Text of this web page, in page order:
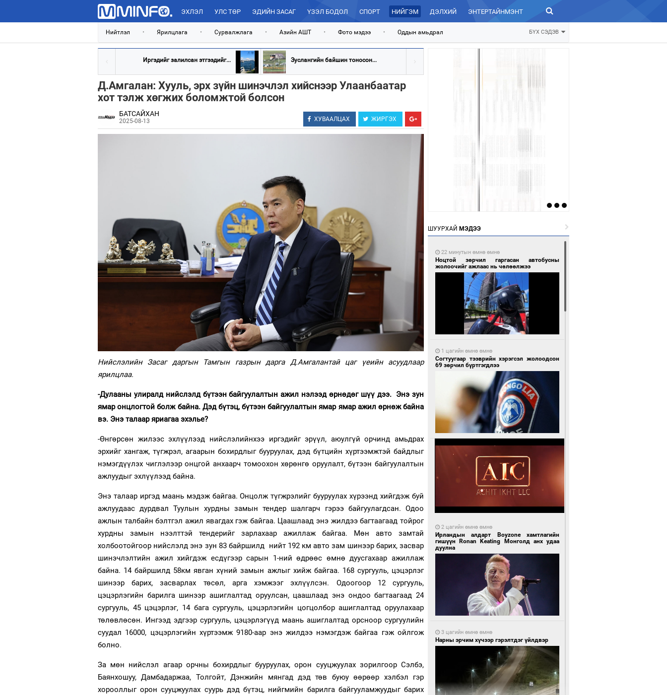
ЭХЛЭЛ УЛС ТӨР ЭДИЙН ЗАСАГ ҮЗЭЛ БОДОЛ СПОРТ НИЙГЭМ ДЭЛХИЙ ЭНТЕРТАЙНМЭНТ ЗУРХАЙ
Нийтлэл • Ярилцлага • Сурвалжлага • Азийн АШТ • Фото мэдээ • Оддын амьдрал БҮХ СЭДЭВ
Иргэдийг залилсан этгээдийг... Зуслангийн байшин тоносон...
Д.Амгалан: Хууль, эрх зүйн шинэчлэл хийснээр Улаанбаатар
хот тэлж хөгжих боломжтой болсон
БАТСАЙХАН
2025-08-13 ХУВААЛЦАХ ЖИРГЭХ
Нийслэлийн Засаг даргын Тамгын газрын дарга Д.Амгалантай цаг үеийн асуудлаар
ярилцлаа.
-Дулааны улиралд нийслэлд бүтээн байгуулалтын ажил нэлээд өрнөдөг шүү дээ. Энэ зун
ямар онцлогтой болж байна. Дэд бүтэц, бүтээн байгуулалтын ямар ямар ажил өрнөж байна
вэ. Энэ талаар яриагаа эхэлье?
-Өнгөрсөн жилээс эхлүүлээд нийслэлийнхээ иргэдийг эрүүл, аюулгүй орчинд амьдрах
эрхийг хангаж, түгжрэл, агаарын бохирдлыг бууруулах, дэд бүтцийн хүртээмжтэй байдлыг
нэмэгдүүлэх чиглэлээр онцгой анхаарч томоохон хөрөнгө оруулалт, бүтээн байгуулалтын
ажлуудыг эхлүүлээд байна.
Энэ талаар иргэд маань мэдэж байгаа. Онцолж түгжрэлийг бууруулах хүрээнд хийгдэж буй
ажлуудаас дурдвал Туулын хурдны замын тендер шалгарч гэрээ байгуулагдсан. Одоо
ажлын талбайн бэлтгэл ажил явагдах гэж байгаа. Цаашлаад энэ жилдээ багтаагаад тойрог
хурдны замын нээлттэй тендерийг зарлахаар ажиллаж байгаа. Мөн авто замтай
холбоотойгоор нийслэлд энэ зун 83 байршилд нийт 192 км авто зам шинээр барих, засвар
шинэчлэлтийн ажил хийгдэж есдүгээр сарын 1-ний өдрөөс өмнө дуусгахаар ажиллаж
байна. 14 байршилд 58км явган хүний замын ажлыг хийж байгаа. 168 сургууль, цэцэрлэг
шинээр барих, засварлах төсөл, арга хэмжээг эхлүүлсэн. Одоогоор 12 сургууль,
цэцэрлэгийн барилга шинээр ашиглалтад оруулсан, цаашлаад энэ ондоо багтаагаад 24
сургууль, 45 цэцэрлэг, 14 бага сургууль, цэцэрлэгийн цогцолбор ашиглалтад оруулахаар
төлөвлөсөн. Ингээд эдгээр сургууль, цэцэрлэгүүд маань ашиглалтад орсноор сургуулийн
суудал 16000, цэцэрлэгийн хүртээмж 9180-аар энэ жилдээ нэмэгдэж байгаа гэж ойлгож
болно.
За мөн нийслэл агаар орчны бохирдлыг бууруулах, орон сууцжуулах зорилгоор Сэлбэ,
Баянхошуу, Дамбадаржаа, Толгойт, Дэнжийн мянгад дэд төв буюу өөрөөр хэлбэл гэр
хорооллыг орон сууцжуулах суурь дэд бүтэц, нийгмийн барилга байгууламжуудыг барих
ШУУРХАЙ МЭДЭЭ
22 минутын өмнө өмнө
Ноцтой зөрчил гаргасан автобусны
жолоочийг ажлаас нь чөлөөлжээ
1 цагийн өмнө өмнө
Согтуугаар тээврийн хэрэгсэл жолоодсон
69 зөрчил бүртгэгдлээ
2 цагийн өмнө өмнө
Ирландын алдарт Boyzone хамтлагийн
гишүүн Ronan Keating Монголд анх удаа
дуулна
3 цагийн өмнө өмнө
Нарны эрчим хүчээр гэрэлтдэг үйлдвэр